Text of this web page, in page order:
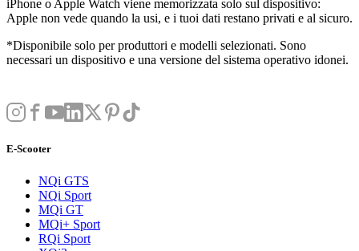
iPhone o Apple Watch viene memorizzata solo sul dispositivo:
Apple non vede quando la usi, e i tuoi dati restano privati e al sicuro.
*Disponibile solo per produttori e modelli selezionati. Sono
necessari un dispositivo e una versione del sistema operativo idonei.
E-Scooter
NQi GTS
NQi Sport
MQi GT
MQi+ Sport
RQi Sport